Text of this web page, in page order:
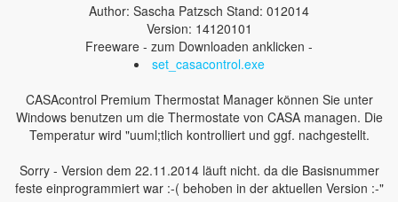
Author: Sascha Patzsch Stand: 012014
Version: 14120101
Freeware - zum Downloaden anklicken -
set_casacontrol.exe
CASAcontrol Premium Thermostat Manager können Sie unter
Windows benutzen um die Thermostate von CASA managen. Die
Temperatur wird "uuml;tlich kontrolliert und ggf. nachgestellt.
Sorry - Version dem 22.11.2014 läuft nicht. da die Basisnummer
feste einprogrammiert war :-( behoben in der aktuellen Version :-"